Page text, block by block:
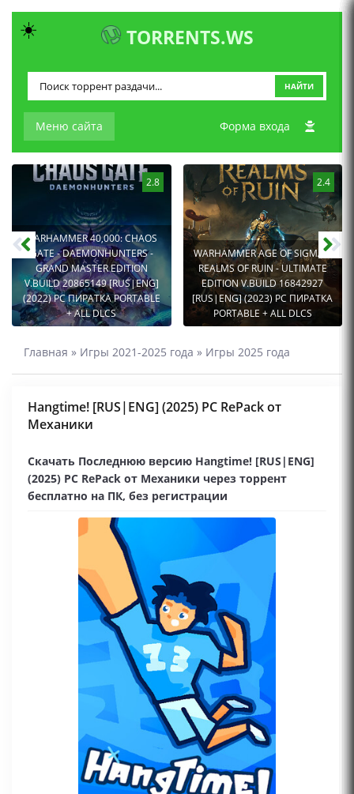
TORRENTS.WS
Меню сайта
НАЙТИ
Форма входа
2.8
WARHAMMER 40,000: CHAOS
GATE - DAEMONHUNTERS -
GRAND MASTER EDITION
V.BUILD 20865149 [RUS|ENG]
(2022) PC ПИРАТКА PORTABLE
+ ALL DLCS
2.4
WARHAMMER AGE OF SIGMAR:
REALMS OF RUIN - ULTIMATE
EDITION V.BUILD 16842927
[RUS|ENG] (2023) PC ПИРАТКА
PORTABLE + ALL DLCS
Главная » Игры 2021-2025 года » Игры 2025 года
Hangtime! [RUS|ENG] (2025) PC RePack от
Механики
Скачать Последнюю версию Hangtime! [RUS|ENG]
(2025) PC RePack от Механики через торрент
бесплатно на ПК, без регистрации
☀️